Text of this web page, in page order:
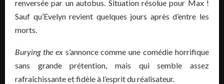
renversée par un autobus. Situation résolue pour Max !
Sauf qu’Evelyn revient quelques jours après d’entre les
morts.
Burying the exs’annonce comme une comédie horrifique
sans grande prétention, mais qui semble assez
rafraîchissante et fidèle à l’esprit du réalisateur.